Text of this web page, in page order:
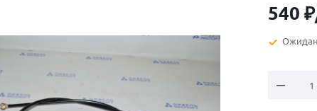
540 ₽